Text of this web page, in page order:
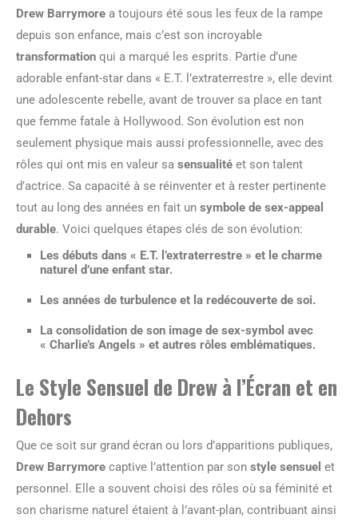
Drew Barrymore a toujours été sous les feux de la rampe
depuis son enfance, mais c’est son incroyable
transformation qui a marqué les esprits. Partie d’une
adorable enfant-star dans « E.T. l’extraterrestre », elle devint
une adolescente rebelle, avant de trouver sa place en tant
que femme fatale à Hollywood. Son évolution est non
seulement physique mais aussi professionnelle, avec des
rôles qui ont mis en valeur sa sensualité et son talent
d’actrice. Sa capacité à se réinventer et à rester pertinente
tout au long des années en fait un symbole de sex-appeal
durable. Voici quelques étapes clés de son évolution:
Les débuts dans « E.T. l’extraterrestre » et le charme
naturel d’une enfant star.
Les années de turbulence et la redécouverte de soi.
La consolidation de son image de sex-symbol avec
« Charlie’s Angels » et autres rôles emblématiques.
Le Style Sensuel de Drew à l’Écran et en
Dehors
Que ce soit sur grand écran ou lors d’apparitions publiques,
Drew Barrymore captive l’attention par son style sensuel et
personnel. Elle a souvent choisi des rôles où sa féminité et
son charisme naturel étaient à l’avant-plan, contribuant ainsi